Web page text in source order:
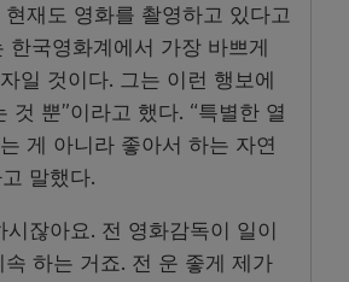
재도 영화를 촬영하고 있다고
한국영화계에서 가장 바쁘게
일 것이다. 그는 이런 행보에
것 뿐”이라고 했다. “특별한 열
게 아니라 좋아서 하는 자연
말했다.
시잖아요. 전 영화감독이 일이
하는 거죠. 전 운 좋게 제가